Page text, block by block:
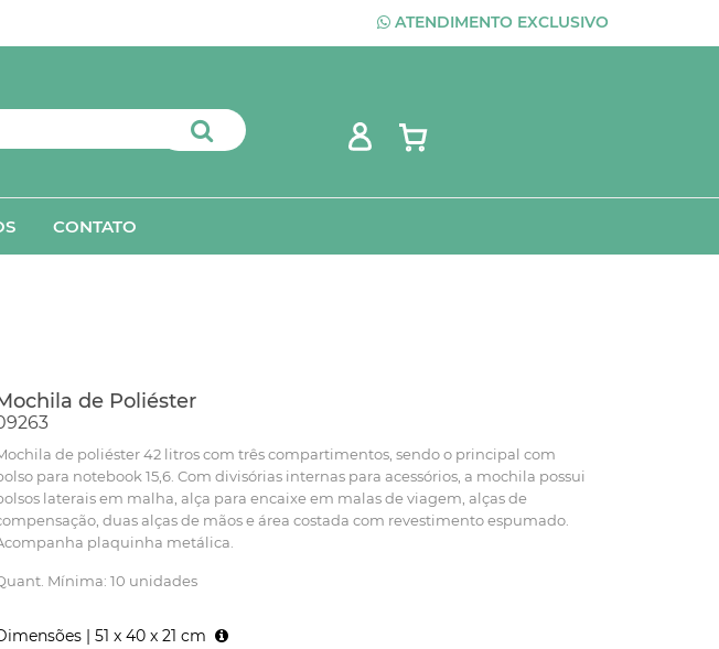
ATENDIMENTO EXCLUSIVO
CONTATO
de Poliéster
de poliéster 42 litros com três compartimentos, sendo o principal com
para notebook 15,6. Com divisórias internas para acessórios, a mochila possui
laterais em malha, alça para encaixe em malas de viagem, alças de
duas alças de mãos e área costada com revestimento espumado.
plaquinha metálica.
Mínima: 10 unidades
| 51 x 40 x 21 cm